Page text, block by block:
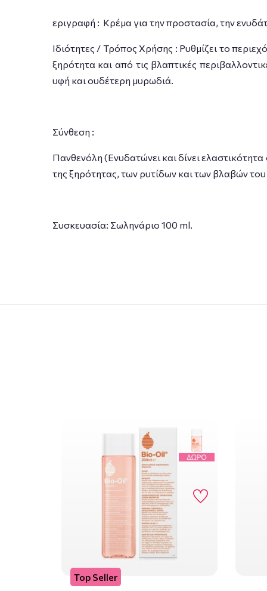
εριγραφή : Κρέμα για την προστασία, την
Ιδιότητες / Τρόπος Χρήσης : Ρυθμίζει το
ξηρότητα και από τις βλαπτι­κές
υφή και ουδέτερη μυρωδιά.
Σύνθεση :
Πανθενόλη (Ενυδατώνει και δίνει
της ξηρότητας, των ρυτίδων και των βλαβών
Συσκευασία: Σωληνάριο 100 ml.
Top Seller